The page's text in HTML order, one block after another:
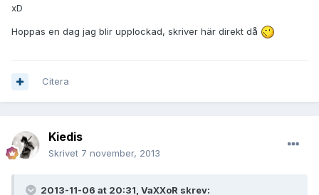
xD
Hoppas en dag jag blir upplockad, skriver här direkt då
Citera
Kiedis
Skrivet 7 november, 2013
2013-11-06 at 20:31, VaXXoR skrev: